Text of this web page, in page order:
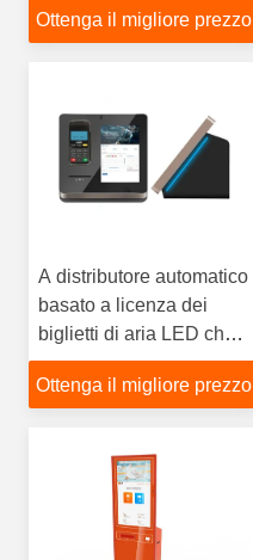
distributore automatico
Ottenga il migliore prezzo
A distributore automatico
basato a licenza dei
biglietti di aria LED che
visualizza sulla cima
Ottenga il migliore prezzo